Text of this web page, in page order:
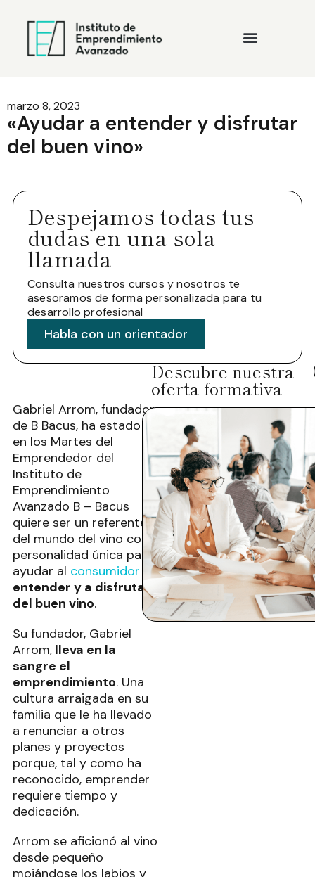
marzo 8, 2023
«Ayudar a entender y disfrutar
del buen vino»
Despejamos todas tus
dudas en una sola
llamada
Consulta nuestros cursos y nosotros te
asesoramos de forma personalizada para tu
desarrollo profesional
Habla con un orientador
Gabriel Arrom, fundador
de B Bacus, ha estado
en los Martes del
Emprendedor del
Instituto de
Emprendimiento
Avanzado B – Bacus
quiere ser un referente
del mundo del vino con
personalidad única para
ayudar al consumidor
entender y a disfrutar
del buen vino.
Su fundador, Gabriel
Arrom, lleva en la
sangre el
emprendimiento. Una
cultura arraigada en su
familia que le ha llevado
a renunciar a otros
planes y proyectos
porque, tal y como ha
reconocido, emprender
requiere tiempo y
dedicación.
Arrom se aficionó al vino
desde pequeño
Descubre nuestra
oferta formativa